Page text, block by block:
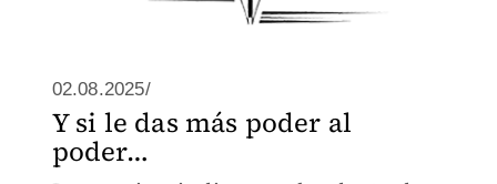
02.08.2025/
Y si le das más poder al
poder…